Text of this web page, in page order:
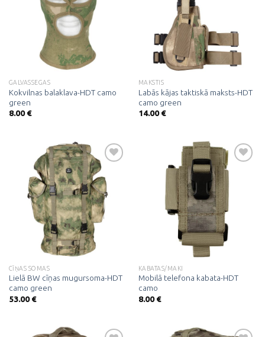
Pievienot
vēlmju
sarakstam
GALVASSEGAS
Kokvilnas balaklava-HDT camo
green
8.00€
MAKSTIS
Labās kājas taktiskā maksts-HDT
camo green
14.00€
Pievienot
vēlmju
sarakstam
CĪŅAS SOMAS
Lielā BW cīņas mugursoma-HDT
camo green
53.00€
Pievienot
vēlmju
sarakstam
KABATAS/MAKI
Mobilā telefona kabata-HDT
camo
8.00€